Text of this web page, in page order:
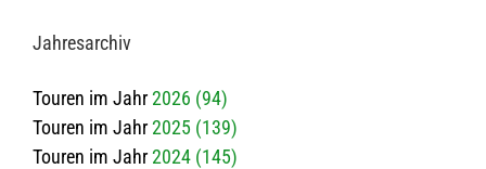
Jah­res­ar­chiv
Touren im Jahr2026 (94)
Touren im Jahr2025 (139)
Touren im Jahr2024 (145)